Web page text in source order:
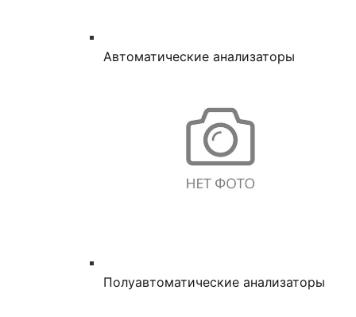
Автоматические анализаторы
Полуавтоматические анализаторы